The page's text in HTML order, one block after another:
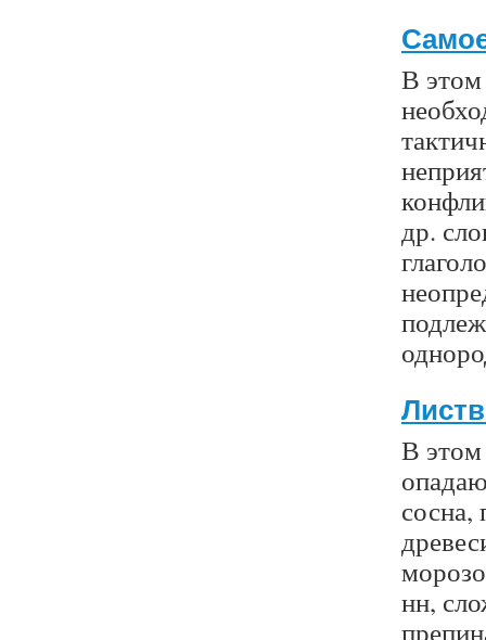
В этом
др.
В этом
сосна,
нн,